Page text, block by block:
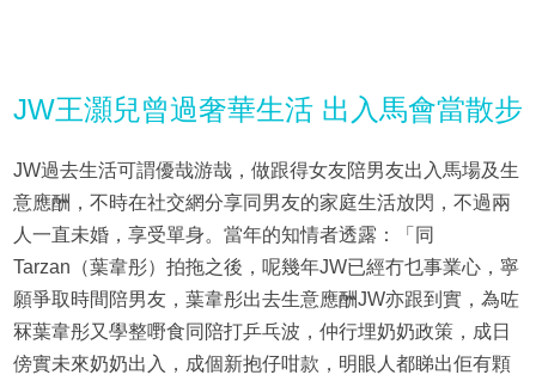
JW王灝兒曾過奢華生活 出入馬會當散步
JW過去生活可謂優哉游哉，做跟得女友陪男友出入馬場及生
意應酬，不時在社交網分享同男友的家庭生活放閃，不過兩
人一直未婚，享受單身。當年的知情者透露：「同
Tarzan（葉韋彤）拍拖之後，呢幾年JW已經冇乜事業心，寧
願爭取時間陪男友，葉韋彤出去生意應酬JW亦跟到實，為咗
冧葉韋彤又學整嘢食同陪打乒乓波，仲行埋奶奶政策，成日
傍實未來奶奶出入，成個新抱仔咁款，明眼人都睇出佢有顆